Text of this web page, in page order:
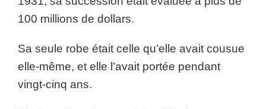
100 millions de dollars.
Sa seule robe était celle qu’elle avait cousue
elle-même, et elle l’avait portée pendant
vingt-cinq ans.